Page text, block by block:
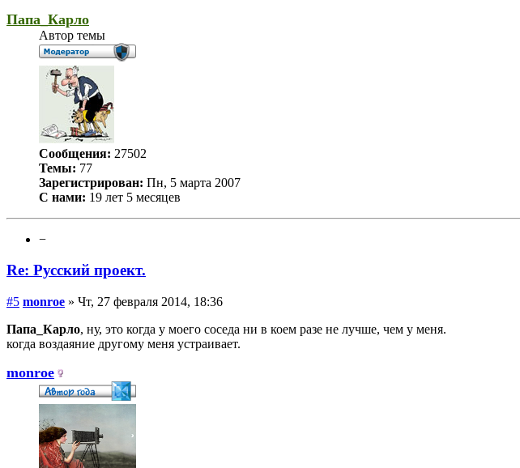
Папа_Карло
Автор темы
Сообщения: 27502
Темы: 77
Зарегистрирован: Пн, 5 марта 2007
С нами: 19 лет 5 месяцев
−
Re: Русский проект.
#5 monroe » Чт, 27 февраля 2014, 18:36
Папа_Карло, ну, это когда у моего соседа ни в коем разе не лучше, чем у меня.
когда воздаяние другому меня устраивает.
monroe